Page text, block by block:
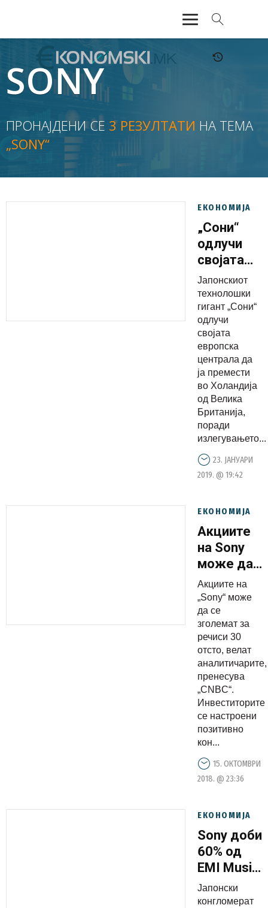
АКТУЕЛНО
ЕКОНОМИЈА
ФИНАНСИИ
БАНКАРСТВО
ЖИВОТ
SONY
ПРОНАЈДЕНИ СЕ 3 РЕЗУЛТАТИ НА ТЕМА
„SONY“
ЕКОНОМИЈА
„Сони“
одлучи
својата
европска
централа
да ја
премести
во
Холандија
од Велика
Британија
Јапонскиот
технолошки
гигант „Сони“
одлучи
својата
европска
централа да
ја премести
во Холандија
од Велика
Британија,
поради
излегувањето...
23. ЈАНУАРИ
2019. @ 19:42
ЕКОНОМИЈА
Акциите
на Sony
можe да
се
зголемат
за околу
30%
Акциите на
„Sony“ може
да се
зголемат за
речиси 30
отсто, велат
аналитичарите,
пренесува
„CNBC“.
Инвеститорите
се настроени
позитивно
кон...
15. ОКТОМВРИ
2018. @ 23:36
ЕКОНОМИЈА
Sony доби
60% од
EMI Music
Publishing
за 2
Јапонски
конгломерат